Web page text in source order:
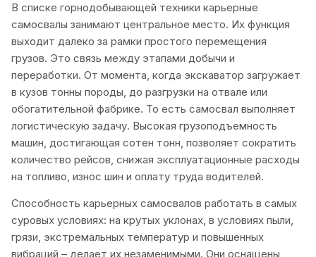
В списке горнодобывающей техники карьерные
самосвалы занимают центральное место. Их функция
выходит далеко за рамки простого перемещения
грузов. Это связь между этапами добычи и
переработки. От момента, когда экскаватор загружает
в кузов тонны породы, до разгрузки на отвале или
обогатительной фабрике. То есть самосвал выполняет
логистическую задачу. Высокая грузоподъемность
машин, достигающая сотен тонн, позволяет сократить
количество рейсов, снижая эксплуатационные расходы
на топливо, износ шин и оплату труда водителей.
Способность карьерных самосвалов работать в самых
суровых условиях: на крутых уклонах, в условиях пыли,
грязи, экстремальных температур и повышенных
вибраций – делает их незаменимыми. Они оснащены